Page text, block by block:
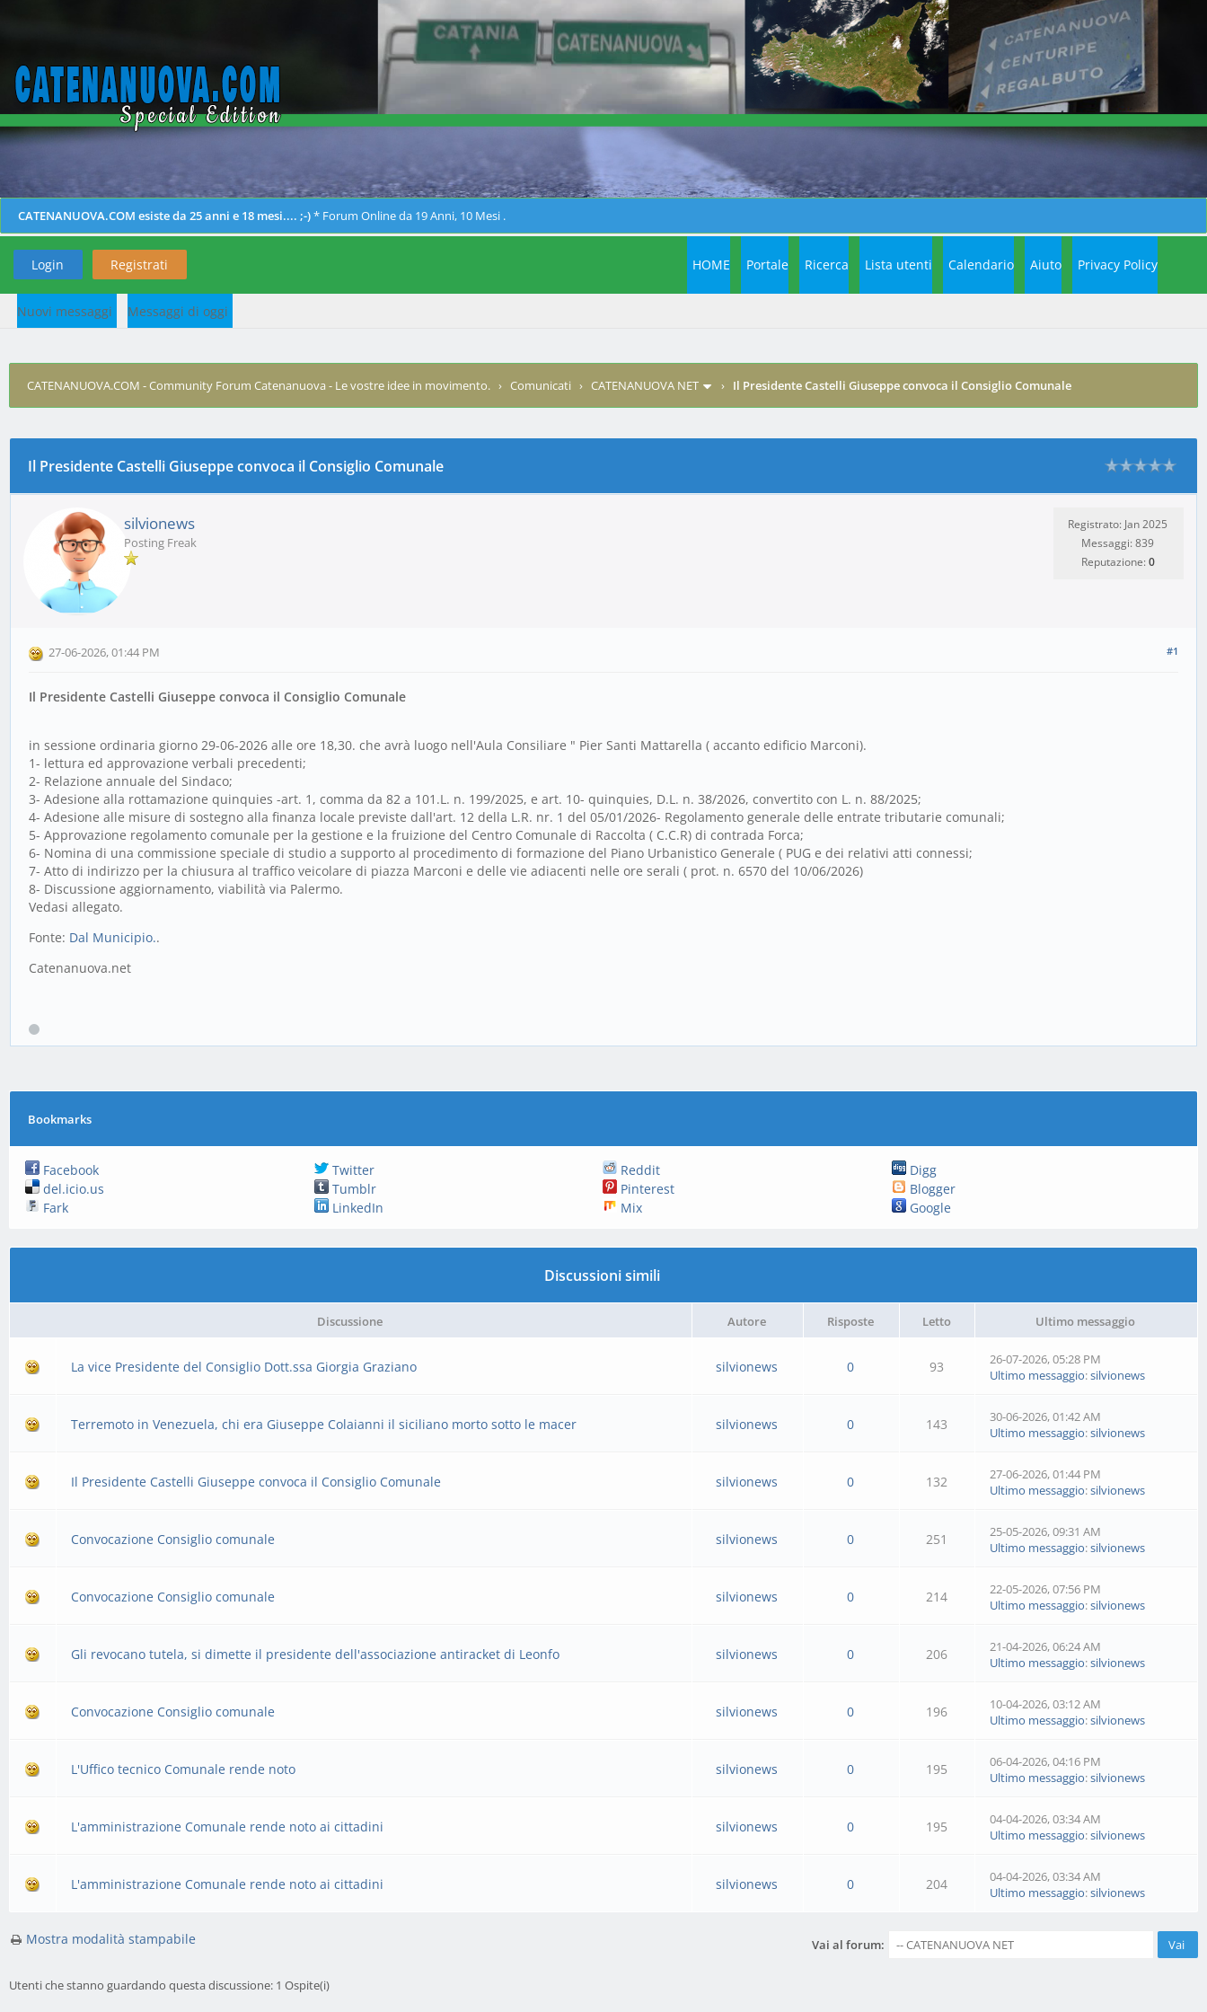
CATENANUOVA.COM esiste da 25 anni e 18 mesi.... ;-)* Forum Online da 19 Anni, 10 Mesi .
Login Registrati HOME Portale Ricerca Lista utenti Calendario Aiuto Privacy Policy
Nuovi messaggi Messaggi di oggi
CATENANUOVA.COM - Community Forum Catenanuova - Le vostre idee in movimento. › Comunicati › CATENANUOVA NET › Il Presidente Castelli Giuseppe convoca il Consiglio Comunale
0 voto(i) - 0 media
1
2
3
4
5
Il Presidente Castelli Giuseppe convoca il Consiglio Comunale
silvionews
Posting Freak
Registrato: Jan 2025
Messaggi: 839
Reputazione: 0
#1
27-06-2026, 01:44 PM
Il Presidente Castelli Giuseppe convoca il Consiglio Comunale
in sessione ordinaria giorno 29-06-2026 alle ore 18,30. che avrà luogo nell'Aula Consiliare " Pier Santi Mattarella ( accanto edificio Marconi).
1- lettura ed approvazione verbali precedenti;
2- Relazione annuale del Sindaco;
3- Adesione alla rottamazione quinquies -art. 1, comma da 82 a 101.L. n. 199/2025, e art. 10- quinquies, D.L. n. 38/2026, convertito con L. n. 88/2025;
4- Adesione alle misure di sostegno alla finanza locale previste dall'art. 12 della L.R. nr. 1 del 05/01/2026- Regolamento generale delle entrate tributarie comunali;
5- Approvazione regolamento comunale per la gestione e la fruizione del Centro Comunale di Raccolta ( C.C.R) di contrada Forca;
6- Nomina di una commissione speciale di studio a supporto al procedimento di formazione del Piano Urbanistico Generale ( PUG e dei relativi atti connessi;
7- Atto di indirizzo per la chiusura al traffico veicolare di piazza Marconi e delle vie adiacenti nelle ore serali ( prot. n. 6570 del 10/06/2026)
8- Discussione aggiornamento, viabilità via Palermo.
Vedasi allegato.
Fonte: Dal Municipio..
Catenanuova.net
Bookmarks
Facebook Twitter Reddit
Digg
del.icio.us
Tumblr Pinterest
Blogger
Fark
LinkedIn Mix Google
Discussioni simili
Discussione Autore Risposte Letto Ultimo messaggio
La vice Presidente del Consiglio Dott.ssa Giorgia Graziano silvionews 0 93
26-07-2026, 05:28 PM
Ultimo messaggio:silvionews
Terremoto in Venezuela, chi era Giuseppe Colaianni il siciliano morto sotto le macer silvionews 0 143
30-06-2026, 01:42 AM
Ultimo messaggio:silvionews
Il Presidente Castelli Giuseppe convoca il Consiglio Comunale silvionews 0 132
27-06-2026, 01:44 PM
Ultimo messaggio:silvionews
Convocazione Consiglio comunale silvionews 0 251
25-05-2026, 09:31 AM
Ultimo messaggio:silvionews
Convocazione Consiglio comunale silvionews 0 214
22-05-2026, 07:56 PM
Ultimo messaggio:silvionews
Gli revocano tutela, si dimette il presidente dell'associazione antiracket di Leonfo silvionews 0 206
21-04-2026, 06:24 AM
Ultimo messaggio:silvionews
Convocazione Consiglio comunale silvionews 0 196
10-04-2026, 03:12 AM
Ultimo messaggio:silvionews
L'Uffico tecnico Comunale rende noto silvionews 0 195
06-04-2026, 04:16 PM
Ultimo messaggio:silvionews
L'amministrazione Comunale rende noto ai cittadini silvionews 0 195
04-04-2026, 03:34 AM
Ultimo messaggio:silvionews
L'amministrazione Comunale rende noto ai cittadini silvionews 0 204
04-04-2026, 03:34 AM
Ultimo messaggio:silvionews
Mostra modalità stampabile Vai al forum:
Utenti che stanno guardando questa discussione: 1 Ospite(i)